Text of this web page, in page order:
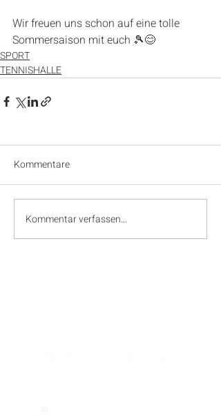
Wir freuen uns schon auf eine tolle
Sommersaison mit euch 🎾😊
SPORT
TENNISHALLE
Kommentare
Kommentar verfassen...